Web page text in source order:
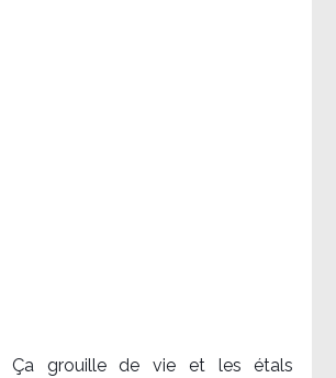
Ça grouille de vie et les étals